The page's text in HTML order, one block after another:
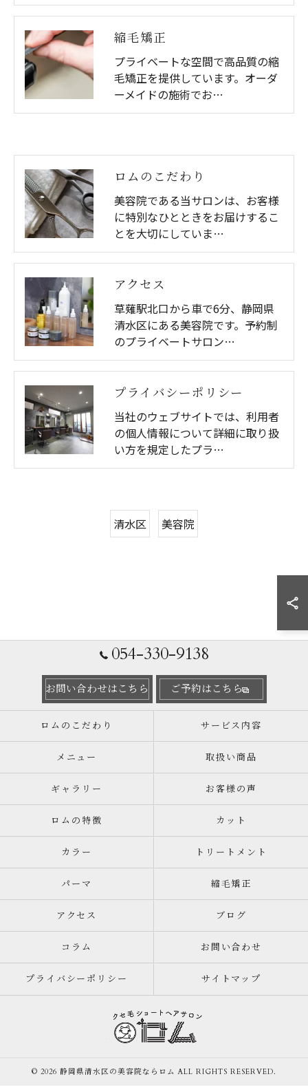
縮毛矯正
プライベートな空間で高品質の縮
毛矯正を提供しています。オーダ
ーメイドの施術でお…
ロムのこだわり
美容院である当サロンは、お客様
に特別なひとときをお届けするこ
とを大切にしていま…
アクセス
草薙駅北口から車で6分、静岡県
清水区にある美容院です。予約制
のプライベートサロン…
プライバシーポリシー
当社のウェブサイトでは、利用者
の個人情報について詳細に取り扱
い方を規定したプラ…
清水区 美容院
054-330-9138
お問い合わせはこちら ご予約はこちら
ロムのこだわり サービス内容
メニュー 取扱い商品
ギャラリー お客様の声
ロムの特徴 カット
カラー トリートメント
パーマ 縮毛矯正
アクセス ブログ
コラム お問い合わせ
プライバシーポリシー サイトマップ
© 2026 静岡県清水区の美容院ならロム ALL RIGHTS RESERVED.